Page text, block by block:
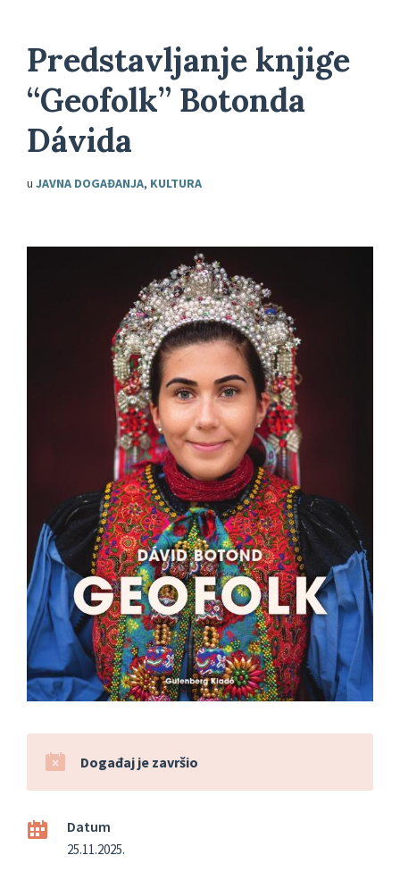
Predstavljanje knjige
“Geofolk” Botonda
Dávida
u JAVNA DOGAĐANJA, KULTURA
Događaj je završio
Datum
25.11.2025.